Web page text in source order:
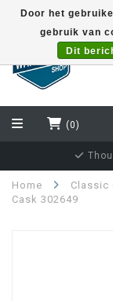
(0)
Home
Classic
Cask 302649
Door het
gebruik van
Dit